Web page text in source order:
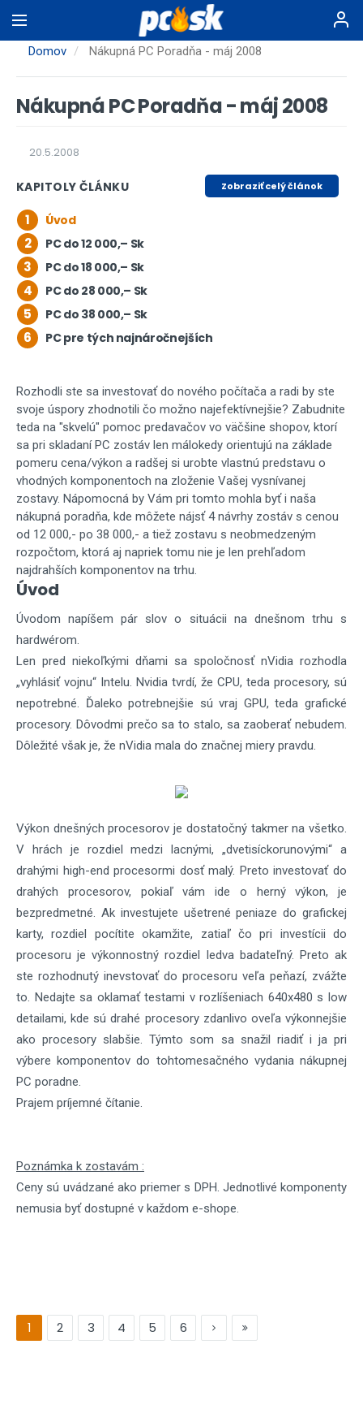
na
hlavnýDomov Nákupná PC Poradňa - máj 2008
Nákupná PC Poradňa - máj 2008
20.5.2008
KAPITOLY ČLÁNKU Zobraziť celý článok
1 Úvod
2 PC do 12 000,– Sk
3 PC do 18 000,– Sk
4 PC do 28 000,– Sk
5 PC do 38 000,– Sk
6 PC pre tých najnáročnejších
Rozhodli ste sa investovať do nového počítača a radi by ste
svoje úspory zhodnotili čo možno najefektívnejšie? Zabudnite
teda na "skvelú" pomoc predavačov vo väčšine shopov, ktorí
sa pri skladaní PC zostáv len málokedy orientujú na základe
pomeru cena/výkon a radšej si urobte vlastnú predstavu o
vhodných komponentoch na zloženie Vašej vysnívanej
zostavy. Nápomocná by Vám pri tomto mohla byť i naša
nákupná poradňa, kde môžete nájsť 4 návrhy zostáv s cenou
od 12 000,- po 38 000,- a tiež zostavu s neobmedzeným
rozpočtom, ktorá aj napriek tomu nie je len prehľadom
najdrahších komponentov na trhu.
Úvod
Úvodom napíšem pár slov o situácii na dnešnom trhu s
hardwérom.
Len pred niekoľkými dňami sa spoločnosť nVidia rozhodla
„vyhlásiť vojnu“ Intelu. Nvidia tvrdí, že CPU, teda procesory, sú
nepotrebné. Ďaleko potrebnejšie sú vraj GPU, teda grafické
procesory. Dôvodmi prečo sa to stalo, sa zaoberať nebudem.
Dôležité však je, že nVidia mala do značnej miery pravdu.
Výkon dnešných procesorov je dostatočný takmer na všetko.
V hrách je rozdiel medzi lacnými, „dvetisíckorunovými“ a
drahými high-end procesormi dosť malý. Preto investovať do
drahých procesorov, pokiaľ vám ide o herný výkon, je
bezpredmetné. Ak investujete ušetrené peniaze do grafickej
karty, rozdiel pocítite okamžite, zatiaľ čo pri investícii do
procesoru je výkonnostný rozdiel ledva badateľný. Preto ak
ste rozhodnutý inevstovať do procesoru veľa peňazí, zvážte
to. Nedajte sa oklamať testami v rozlíšeniach 640x480 s low
detailami, kde sú drahé procesory zdanlivo oveľa výkonnejšie
ako procesory slabšie. Týmto som sa snažil riadiť i ja pri
výbere komponentov do tohtomesačného vydania nákupnej
PC poradne.
Prajem príjemné čítanie.
Poznámka k zostavám :
Ceny sú uvádzané ako priemer s DPH. Jednotlivé komponenty
nemusia byť dostupné v každom e-shope.
1 2 3 4 5 6